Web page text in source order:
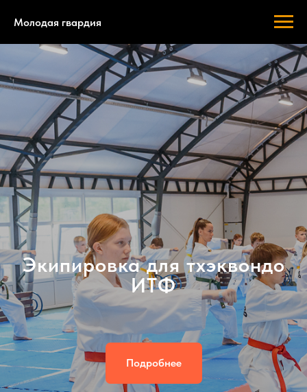
Молодая гвардия
Экипировка для тхэквондо
ИТФ
Подробнее